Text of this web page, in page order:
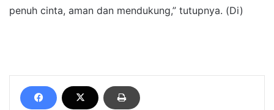
penuh cinta, aman dan mendukung,” tutupnya. (Di)